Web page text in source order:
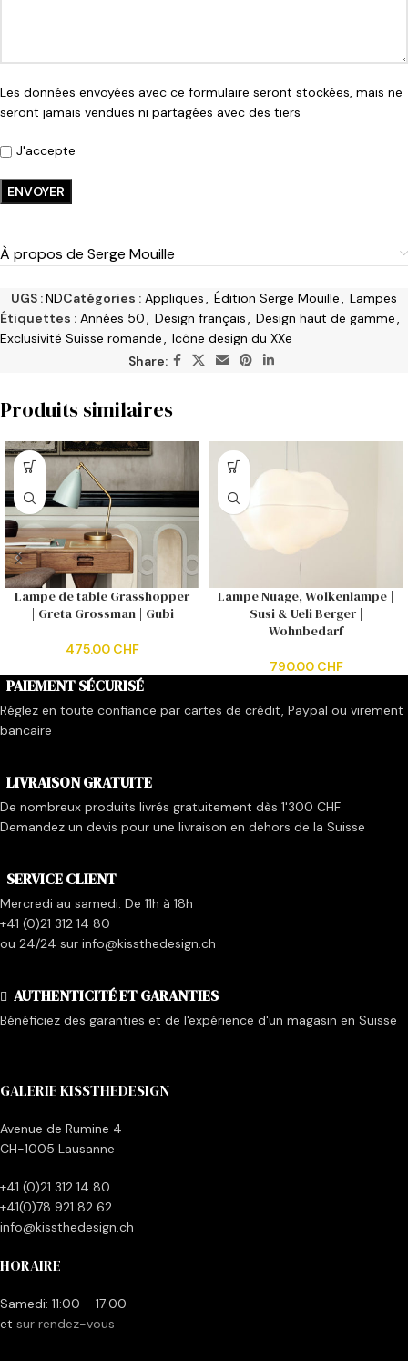
Les données envoyées avec ce formulaire seront stockées, mais ne
seront jamais vendues ni partagées avec des tiers
J'accepte
À propos de Serge Mouille
UGS :NDCatégories : Appliques, Édition Serge Mouille, Lampes
Étiquettes : Années 50, Design français, Design haut de gamme,
Exclusivité Suisse romande, Icône design du XXe
Share:
Produits similaires
Lampe de table Grasshopper
| Greta Grossman | Gubi
475.00 CHF
Lampe Nuage, Wolkenlampe |
Susi & Ueli Berger |
Wohnbedarf
790.00 CHF
PAIEMENT SÉCURISÉ
Réglez en toute confiance par cartes de crédit, Paypal ou virement
bancaire
LIVRAISON GRATUITE
De nombreux produits livrés gratuitement dès 1'300 CHF
Demandez un devis pour une livraison en dehors de la Suisse
SERVICE CLIENT
Mercredi au samedi. De 11h à 18h
+41 (0)21 312 14 80
ou 24/24 sur info@kissthedesign.ch
AUTHENTICITÉ ET GARANTIES
Bénéficiez des garanties et de l'expérience d'un magasin en Suisse
GALERIE KISSTHEDESIGN
Avenue de Rumine 4
CH-1005 Lausanne
+41 (0)21 312 14 80
+41(0)78 921 82 62
info@kissthedesign.ch
HORAIRE
Samedi: 11:00 – 17:00
et sur rendez-vous